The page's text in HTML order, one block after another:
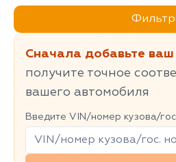
Фильтр
Сначала добавьте
получите точное
вашего автомобиля
Введите VIN/номер кузова/